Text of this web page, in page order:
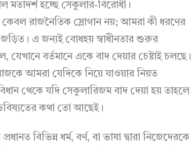
হচ্ছে সেকুলার-বিরোধী।
কেবল রাজনৈতিক স্লোগান নয়; আমরা কী ধরণের
জড়িত। এ জন্যই বোধহয় স্বাধীনতার শুরুর
বর্তমানে একে বাদ দেয়ার চেষ্টাই চলছে।
আমরা যেদিকে নিয়ে যাওয়ার নিয়ত
থেকে যদি সেকুলারিজম বাদ দেয়া হয় তাহলে
কথা তো আছেই।
বিভিন্ন ধর্ম, বর্ণ, বা ভাষা দ্বারা নিজেদেরকে